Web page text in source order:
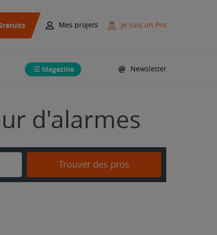
Mes projets Je suis un Pro
Magazine Newsletter
d'alarmes
Trouver des pros